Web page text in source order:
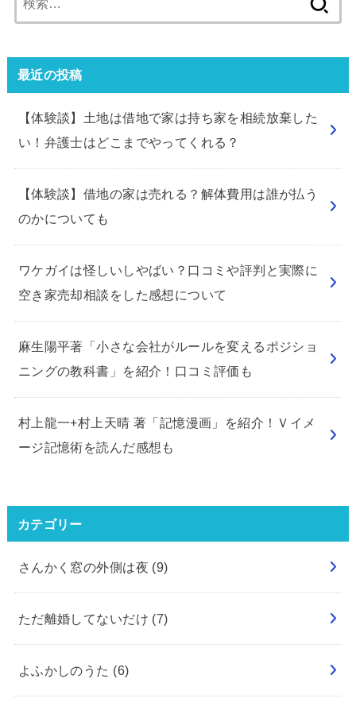
索:
最近の投稿
【体験談】土地は借地で家は持ち家を相続放棄した
い！弁護士はどこまでやってくれる？
【体験談】借地の家は売れる？解体費用は誰が払う
のかについても
ワケガイは怪しいしやばい？口コミや評判と実際に
空き家売却相談をした感想について
麻生陽平著「小さな会社がルールを変えるポジショ
ニングの教科書」を紹介！口コミ評価も
村上龍一+村上天晴 著「記憶漫画」を紹介！Ｖイメ
ージ記憶術を読んだ感想も
カテゴリー
さんかく窓の外側は夜 (9)
ただ離婚してないだけ (7)
よふかしのうた (6)